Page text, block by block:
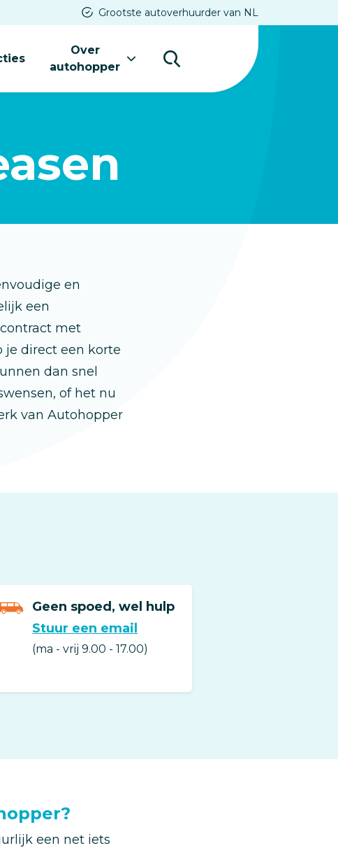
Grootste autoverhuurder van NL
Over
autohopper
en
een
met
je direct een korte
dan snel
of het nu
van Autohopper
Geen spoed, wel hulp
Stuur een email
in
(ma - vrij 9.00 - 17.00)
een net iets